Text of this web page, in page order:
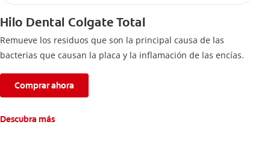
Hilo Dental Colgate Total
Remueve los residuos que son la principal causa de las
bacterias que causan la placa y la inflamación de las encías.
Comprar ahora
Descubra más